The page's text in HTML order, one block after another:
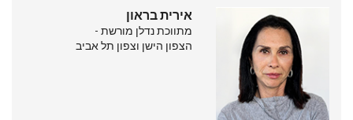
אירית בראון
מתווכת נדלן מורשת -
הצפון הישן וצפון תל אביב